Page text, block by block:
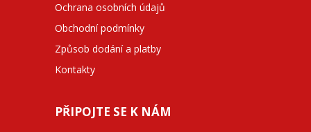
Ochrana osobních údajů
Obchodní podmínky
Způsob dodání a platby
Kontakty
PŘIPOJTE SE K NÁM